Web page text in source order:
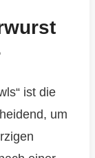
ist die
um